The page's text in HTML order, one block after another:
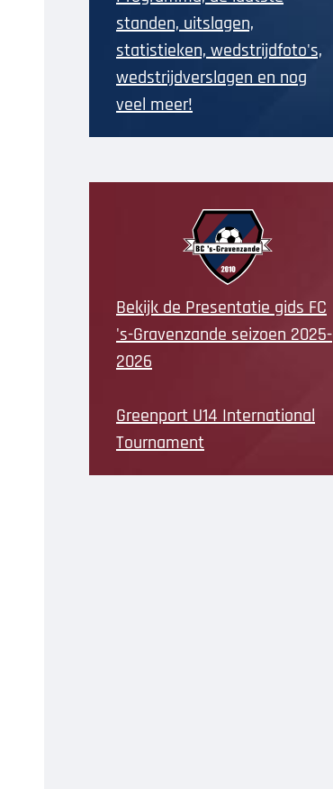
standen, uitslagen,
statistieken, wedstrijdfoto's,
wedstrijdverslagen en nog
veel meer!
Bekijk de Presentatie gids FC
's-Gravenzande seizoen 2025-
2026
Greenport U14 International
Tournament